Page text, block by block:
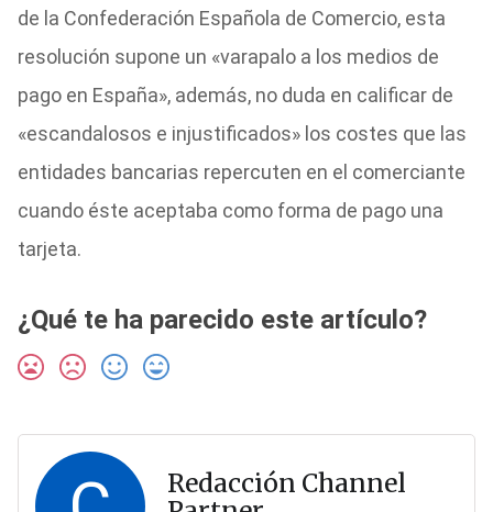
de la Confederación Española de Comercio, esta
resolución supone un «varapalo a los medios de
pago en España», además, no duda en calificar de
«escandalosos e injustificados» los costes que las
entidades bancarias repercuten en el comerciante
cuando éste aceptaba como forma de pago una
tarjeta.
¿Qué te ha parecido este artículo?
Redacción Channel